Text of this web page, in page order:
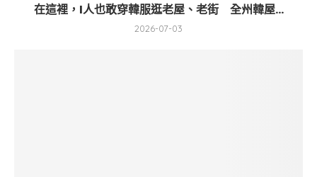
在這裡，I人也敢穿韓服逛老屋、老街 全州韓屋...
2026-07-03